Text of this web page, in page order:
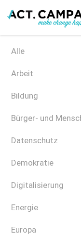
to
Alle
Arbeit
Bildung
Bürger- und
Datenschutz
Demokratie
Digitalisierung
Energie
Europa